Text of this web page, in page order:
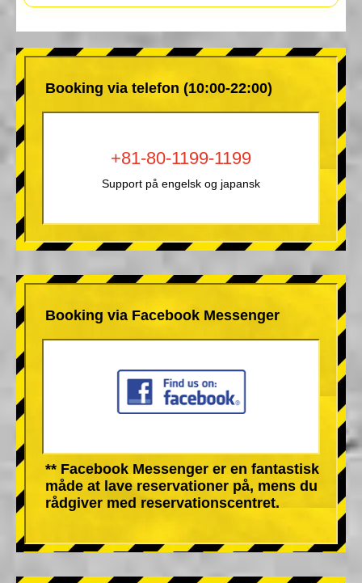
Booking via telefon (10:00-22:00)
+81-80-1199-1199
Support på engelsk og japansk
Booking via Facebook Messenger
** Facebook Messenger er en fantastisk
måde at lave reservationer på, mens du
rådgiver med reservationscentret.